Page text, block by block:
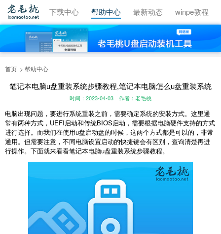
视频教程 下载中心 帮助中心 最新动态 winpe教程
首页 帮助中心
笔记本电脑u盘重装系统步骤教程,笔记本电脑怎么u盘重装系统
时间：2023-04-03 作者：老毛桃
电脑出现问题，要进行系统重装之前，需要确定系统的安装方式。这里通
常有两种方式，UEFI启动和传统BIOS启动，需要根据电脑硬件支持的方式
进行选择。而我们在使用u盘启动盘的时候，这两个方式都是可以的，非常
通用。但需要注意，不同电脑设置启动的快捷键会有区别，查询清楚再进
行操作。下面就来看看笔记本电脑u盘重装系统步骤教程。